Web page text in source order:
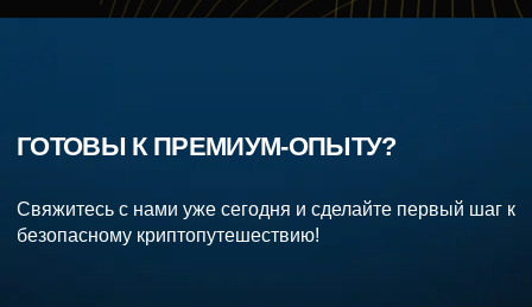
ГОТОВЫ К ПРЕМИУМ-ОПЫТУ?
Свяжитесь с нами уже сегодня и сделайте первый шаг к
безопасному криптопутешествию!